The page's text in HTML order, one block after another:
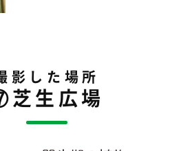
影した場所
生広場